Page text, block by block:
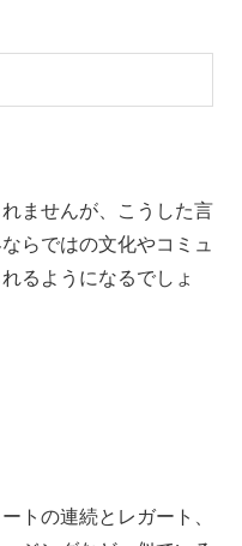
ませんが、こうした言
らではの文化やコミュ
るようになるでしょ
トの連続とレガート、